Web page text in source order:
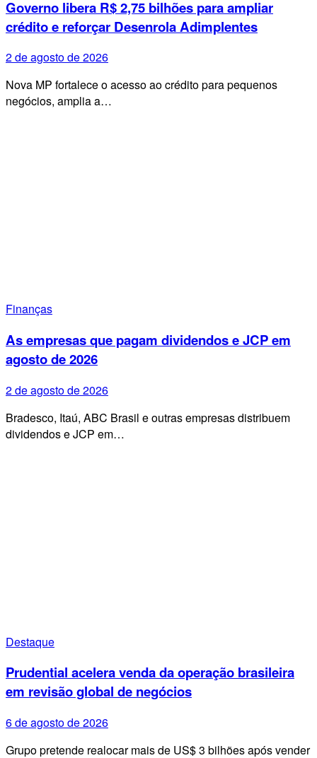
Governo libera R$ 2,75 bilhões para ampliar
crédito e reforçar Desenrola Adimplentes
2 de agosto de 2026
Nova MP fortalece o acesso ao crédito para pequenos
negócios, amplia a…
Finanças
As empresas que pagam dividendos e JCP em
agosto de 2026
2 de agosto de 2026
Bradesco, Itaú, ABC Brasil e outras empresas distribuem
dividendos e JCP em…
Destaque
Prudential acelera venda da operação brasileira
em revisão global de negócios
6 de agosto de 2026
Grupo pretende realocar mais de US$ 3 bilhões após vender